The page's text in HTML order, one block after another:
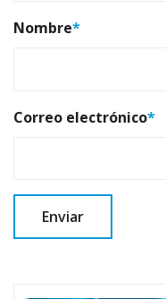
Nombre*
Correo electrónico*